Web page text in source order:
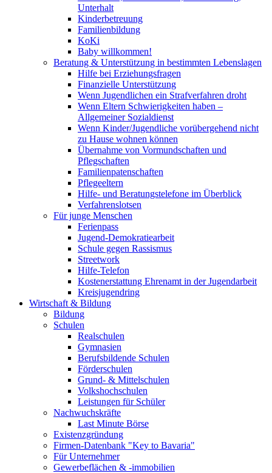
Unterhalt
Kinderbetreuung
Familienbildung
KoKi
Baby willkommen!
Beratung & Unterstützung in bestimmten Lebenslagen
Hilfe bei Erziehungsfragen
Finanzielle Unterstützung
Wenn Jugendlichen ein Strafverfahren droht
Wenn Eltern Schwierigkeiten haben –
Allgemeiner Sozialdienst
Wenn Kinder/Jugendliche vorübergehend nicht
zu Hause wohnen können
Übernahme von Vormundschaften und
Pflegschaften
Familienpatenschaften
Pflegeeltern
Hilfe- und Beratungstelefone im Überblick
Verfahrenslotsen
Für junge Menschen
Ferienpass
Jugend-Demokratiearbeit
Schule gegen Rassismus
Streetwork
Hilfe-Telefon
Kostenerstattung Ehrenamt in der Jugendarbeit
Kreisjugendring
Wirtschaft & Bildung
Bildung
Schulen
Realschulen
Gymnasien
Berufsbildende Schulen
Förderschulen
Grund- & Mittelschulen
Volkshochschulen
Leistungen für Schüler
Nachwuchskräfte
Last Minute Börse
Existenzgründung
Firmen-Datenbank "Key to Bavaria"
Für Unternehmer
Gewerbeflächen & -immobilien